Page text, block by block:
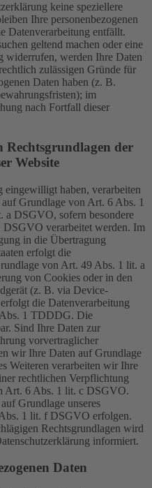
keine speziellere
Ihre personenbezogenen
Datenverarbeitung entfällt.
geltend machen oder eine
widerrufen, werden Ihre Daten
zulässigen Gründe für
Daten haben (z. B.
im
nach Fortfall dieser
Rechtsgrundlagen der
Website
eingewilligt haben, verarbeiten
Grundlage von Art. 6 Abs. 1
DSGVO, sofern besondere
DSGVO verarbeitet werden. Im
in die Übertragung
erfolgt die
von Art. 49 Abs. 1 lit. a
von Cookies oder in den
(z. B. via Device-
die Datenverarbeitung
1 TDDDG. Die
Sind Ihre Daten zur
vorvertraglicher
wir Ihre Daten auf Grundlage
Weiteren verarbeiten wir Ihre
rechtlichen Verpflichtung
Art. 6 Abs. 1 lit. c DSGVO.
Grundlage unseres
1 lit. f DSGVO erfolgen.
Rechtsgrundlagen wird
informiert.
Daten